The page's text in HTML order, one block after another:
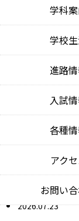
学校
沿革
school
校名・校章
about the
学校案内パ
教育
校時
class
学校いじ
bullying
教育
educational
中期ビ
our 5-year
学科
学校
部活
学校
school
生徒会
student
特色ある教
unique
進路
入試
各種
新着
お知
アク
お問い
新着情報お知
2026.07.23